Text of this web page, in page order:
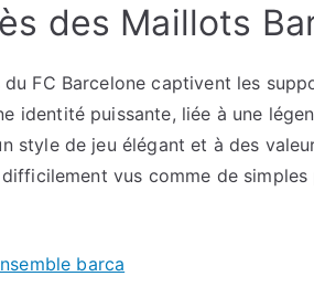
des Maillots
FC Barcelone captivent les
identité puissante, liée à une
style de jeu élégant et à des
vus comme de
barca